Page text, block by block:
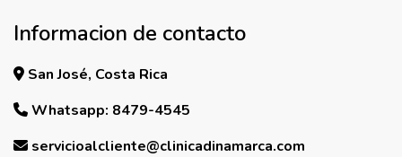
Informacion de contacto
San José, Costa Rica
Whatsapp: 8479-4545
servicioalcliente@clinicadinamarca.com